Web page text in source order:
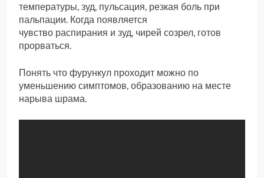
температуры, зуд, пульсация, резкая боль при
пальпации. Когда появляется
чувство распирания и зуд, чирей созрел, готов
прорваться.
Понять что фурункул проходит можно по
уменьшению симптомов, образованию на месте
нарыва шрама.